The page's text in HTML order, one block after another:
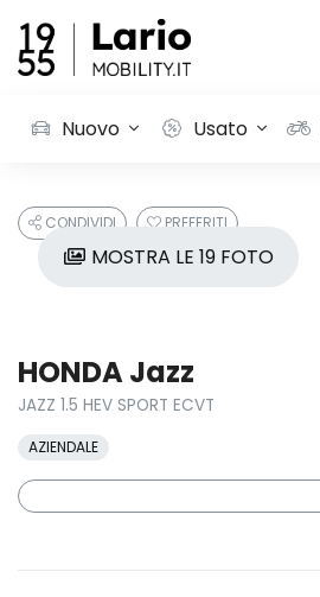
Nuovo Usato
CONDIVIDI PREFERITI
MOSTRA LE 19 FOTO
HONDA Jazz
JAZZ 1.5 HEV SPORT ECVT
AZIENDALE